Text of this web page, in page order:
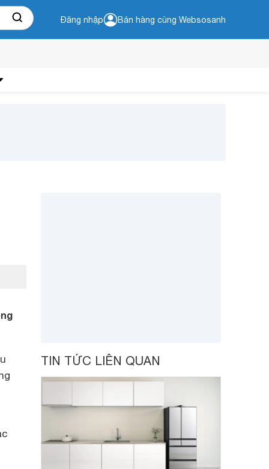
Đăng nhập Bán hàng cùng Websosanh
TIN TỨC LIÊN QUAN